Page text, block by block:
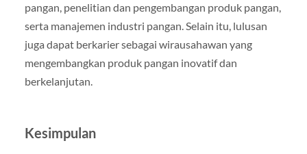
pangan, penelitian dan pengembangan produk pangan,
serta manajemen industri pangan. Selain itu, lulusan
juga dapat berkarier sebagai wirausahawan yang
mengembangkan produk pangan inovatif dan
berkelanjutan.
Kesimpulan